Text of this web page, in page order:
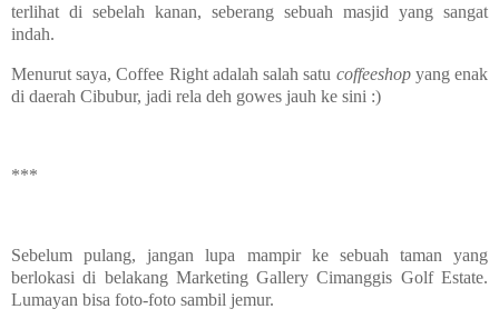
terlihat di sebelah kanan, seberang sebuah masjid yang sangat
indah.
Menurut saya, Coffee Right adalah salah satu coffeeshopyang enak
di daerah Cibubur, jadi rela deh gowes jauh ke sini :)
***
Sebelum pulang, jangan lupa mampir ke sebuah taman yang
berlokasi di belakang Marketing Gallery Cimanggis Golf Estate.
Lumayan bisa foto-foto sambil jemur.